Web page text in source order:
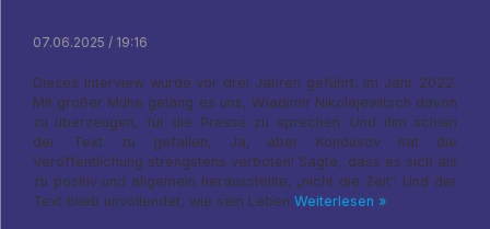
07.06.2025 / 19:16
Dieses Interview wurde vor drei Jahren geführt, im Jahr 2022.
Mit großer Mühe gelang es uns, Wladimir Nikolajewitsch davon
zu überzeugen, für die Presse zu sprechen. Und ihm schien
der Text zu gefallen, Ja, aber Kondusov hat die
Veröffentlichung strengstens verboten! Sagte, dass es sich als
zu positiv und allgemein herausstellte, „nicht die Zeit“. Und der
Text blieb unvollendet, wie sein Leben Weiterlesen »